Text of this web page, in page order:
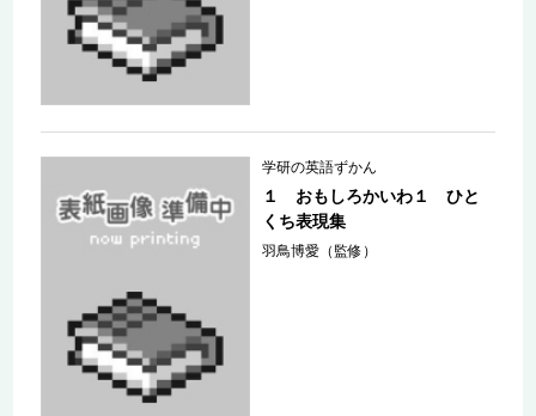
学研の英語ずかん
１ おもしろかいわ１ ひと
くち表現集
羽鳥博愛（監修）